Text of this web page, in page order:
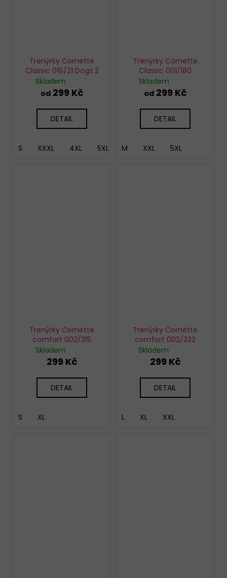
Trenýrky Cornette
Classic 016/21 Dogs 2
Skladem
od299 Kč
DETAIL
S XXXL 4XL 5XL
Trenýrky Cornette
Classic 001/180
Skladem
od299 Kč
DETAIL
M XXL 5XL
Trenýrky Cornette
comfort 002/315
Skladem
299 Kč
DETAIL
S XL
Trenýrky Cornette
comfort 002/332
Skladem
299 Kč
DETAIL
L XL XXL